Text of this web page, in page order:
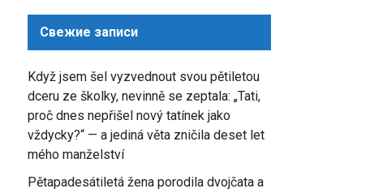
Свежие записи
Když jsem šel vyzvednout svou pětiletou
dceru ze školky, nevinně se zeptala: „Tati,
proč dnes nepřišel nový tatínek jako
vždycky?“ — a jediná věta zničila deset let
mého manželství
Pětapadesátiletá žena porodila dvojčata a